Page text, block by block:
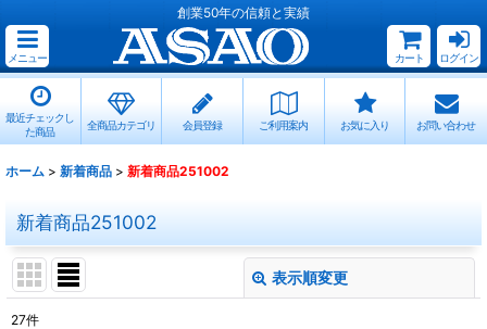
創業50年の信頼と実績
メニュー カート ログイン
最近チェックし
た商品
全商品カテゴリ 会員登録 ご利用案内 お気に入り お問い合わせ
ホーム > 新着商品 > 新着商品251002
新着商品251002
表示順変更
27件